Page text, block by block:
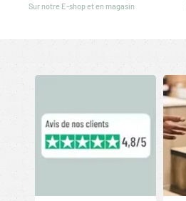
Sur notre E-shop et en magasin